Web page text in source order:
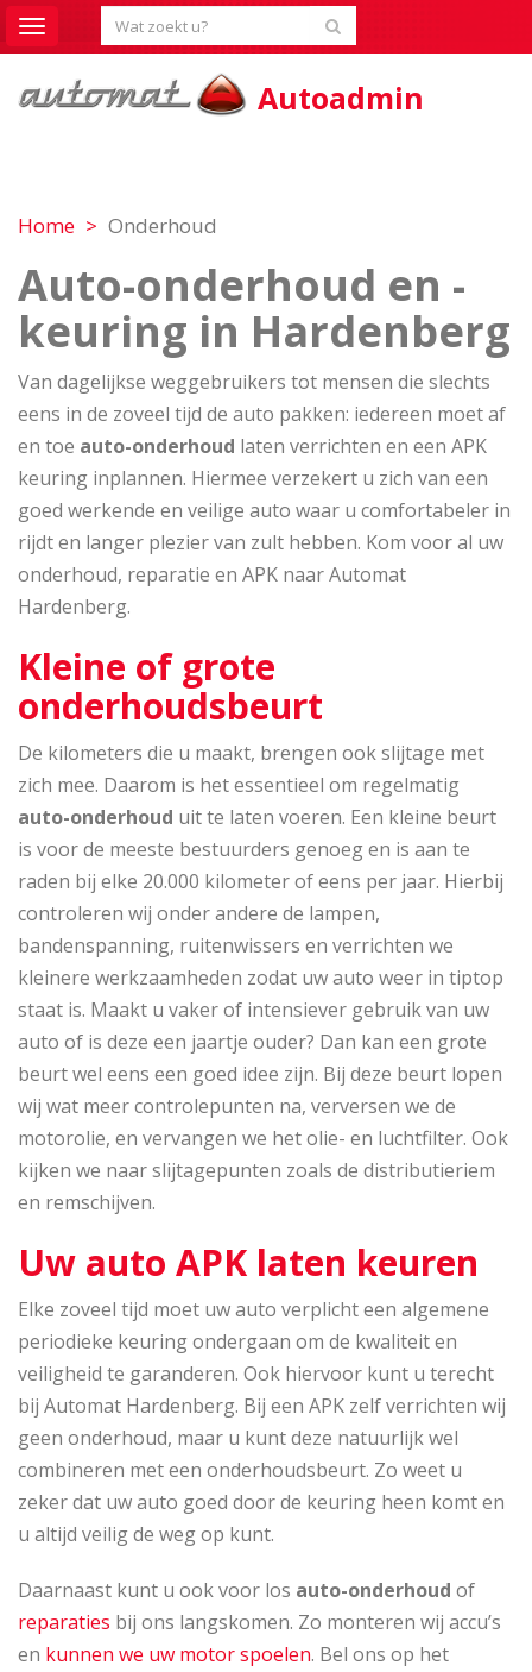
Toggle
navigation
Autoadmin
Home Onderhoud
Auto-onderhoud en -
keuring in Hardenberg
Van dagelijkse weggebruikers tot mensen die slechts
eens in de zoveel tijd de auto pakken: iedereen moet af
en toe auto-onderhoud laten verrichten en een APK
keuring inplannen. Hiermee verzekert u zich van een
goed werkende en veilige auto waar u comfortabeler in
rijdt en langer plezier van zult hebben. Kom voor al uw
onderhoud, reparatie en APK naar Automat
Hardenberg.
Kleine of grote
onderhoudsbeurt
De kilometers die u maakt, brengen ook slijtage met
zich mee. Daarom is het essentieel om regelmatig
auto-onderhoud uit te laten voeren. Een kleine beurt
is voor de meeste bestuurders genoeg en is aan te
raden bij elke 20.000 kilometer of eens per jaar. Hierbij
controleren wij onder andere de lampen,
bandenspanning, ruitenwissers en verrichten we
kleinere werkzaamheden zodat uw auto weer in tiptop
staat is. Maakt u vaker of intensiever gebruik van uw
auto of is deze een jaartje ouder? Dan kan een grote
beurt wel eens een goed idee zijn. Bij deze beurt lopen
wij wat meer controlepunten na, verversen we de
motorolie, en vervangen we het olie- en luchtfilter. Ook
kijken we naar slijtagepunten zoals de distributieriem
en remschijven.
Uw auto APK laten keuren
Elke zoveel tijd moet uw auto verplicht een algemene
periodieke keuring ondergaan om de kwaliteit en
veiligheid te garanderen. Ook hiervoor kunt u terecht
bij Automat Hardenberg. Bij een APK zelf verrichten wij
geen onderhoud, maar u kunt deze natuurlijk wel
combineren met een onderhoudsbeurt. Zo weet u
zeker dat uw auto goed door de keuring heen komt en
u altijd veilig de weg op kunt.
Daarnaast kunt u ook voor los auto-onderhoud of
reparaties bij ons langskomen. Zo monteren wij accu’s
en kunnen we uw motor spoelen. Bel ons op het